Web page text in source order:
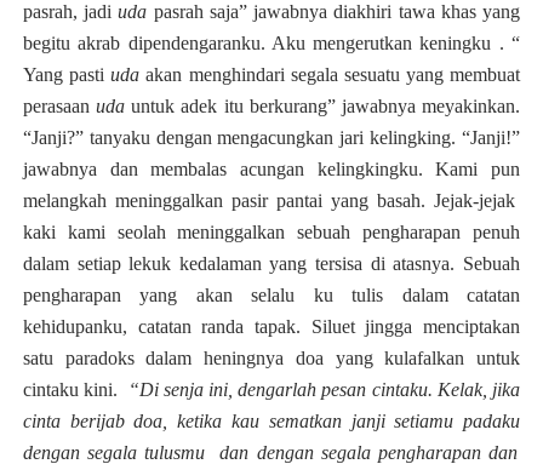
pasrah, jadiuda pasrah saja” jawabnya diakhiri tawa khas yang
begitu akrab dipendengaranku. Aku mengerutkan keningku . “
Yang pastiuda akan menghindari segala sesuatu yang membuat
perasaanuda untuk adek itu berkurang” jawabnya meyakinkan.
“Janji?” tanyaku dengan mengacungkan jari kelingking. “Janji!”
jawabnya dan membalas acungan kelingkingku. Kami pun
melangkah meninggalkan pasir pantai yang basah. Jejak-jejak
kaki kami seolah meninggalkan sebuah pengharapan penuh
dalam setiap lekuk kedalaman yang tersisa di atasnya. Sebuah
pengharapan yang akan selalu ku tulis dalam catatan
kehidupanku, catatan randa tapak. Siluet jingga menciptakan
satu paradoks dalam heningnya doa yang kulafalkan untuk
cintaku kini.
“Di senja ini, dengarlah pesan cintaku. Kelak, jika
cinta berijab doa , ketika kau sematkan janji setiamu padaku
dengan segala tulusmu dan dengan segala pengharapan dan